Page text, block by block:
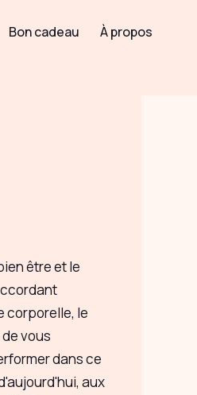
Bon cadeau À propos
être et le
corporelle, le
vous
dans ce
aux